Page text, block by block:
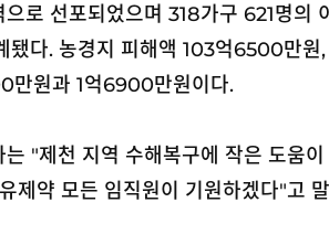
로 선포되었으며 318가구 621명의
됐다. 농경지 피해액 103억6500만
만원과 1억6900만원이다.
"제천 지역 수해복구에 작은 도움
제약 모든 임직원이 기원하겠다"고